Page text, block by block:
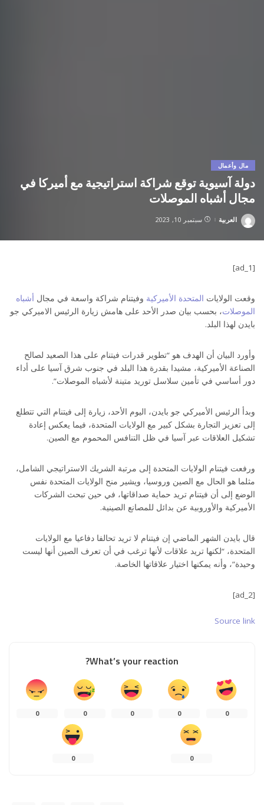
مال وأعمال
دولة آسيوية توقع شراكة استراتيجية مع أميركا في
مجال أشباه الموصلات
Posted
العربية سبتمبر 10, 2023
[ad_1]
وقعت الولايات المتحدة الأميركية وفيتنام شراكة واسعة في مجال أشباه
الموصلات، بحسب بيان صدر الأحد على هامش زيارة الرئيس الاميركي جو
بايدن لهذا البلد.
وأورد البيان أن الهدف هو “تطوير قدرات فيتنام على هذا الصعيد لصالح
الصناعة الأميركية، مشيدا بقدرة هذا البلد في جنوب شرق آسيا على أداء
دور أساسي في تأمين سلاسل توريد متينة لأشباه الموصلات”.
وبدأ الرئيس الأميركي جو بايدن، اليوم الأحد، زيارة إلى فيتنام التي تتطلع
إلى تعزيز التجارة بشكل كبير مع الولايات المتحدة، فيما يعكس إعادة
تشكيل العلاقات عبر آسيا في ظل التنافس المحموم مع الصين.
ورفعت فيتنام الولايات المتحدة إلى مرتبة الشريك الاستراتيجي الشامل،
مثلما هو الحال مع الصين وروسيا، ويشير منح الولايات المتحدة نفس
الوضع إلى أن فيتنام تريد حماية صداقاتها، في حين تبحث الشركات
الأميركية والأوروبية عن بدائل للمصانع الصينية.
قال بايدن الشهر الماضي إن فيتنام لا تريد تحالفا دفاعيا مع الولايات
المتحدة، “لكنها تريد علاقات لأنها ترغب في أن تعرف الصين أنها ليست
وحيدة”، وأنه يمكنها اختيار علاقاتها الخاصة.
[ad_2]
Source link
What’s your reaction?
0
0
0
0
0
0
0